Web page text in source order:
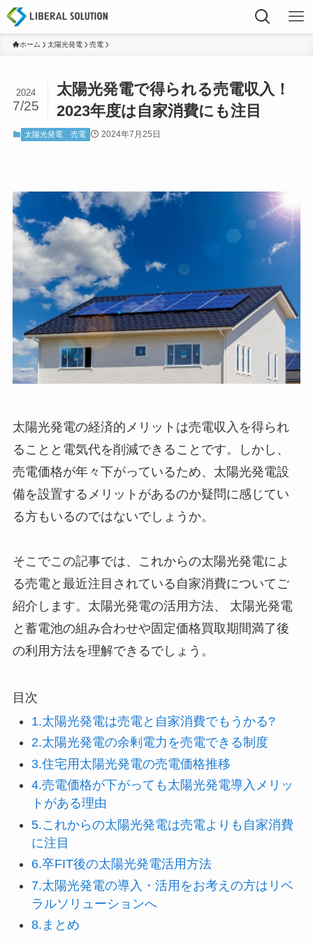
ホーム 太陽光発電 売電
太陽光発電で得られる売電収入！
2023年度は自家消費にも注目
2024
7/25
太陽光発電 売電 2024年7月25日
太陽光発電の経済的メリットは売電収入を得られ
ることと電気代を削減できることです。しかし、
売電価格が年々下がっているため、太陽光発電設
備を設置するメリットがあるのか疑問に感じてい
る方もいるのではないでしょうか。
そこでこの記事では、これからの太陽光発電によ
る売電と最近注目されている自家消費についてご
紹介します。太陽光発電の活用方法、 太陽光発電
と蓄電池の組み合わせや固定価格買取期間満了後
の利用方法を理解できるでしょう。
目次
1.太陽光発電は売電と自家消費でもうかる?
2.太陽光発電の余剰電力を売電できる制度
3.住宅用太陽光発電の売電価格推移
4.売電価格が下がっても太陽光発電導入メリッ
トがある理由
5.これからの太陽光発電は売電よりも自家消費
に注目
6.卒FIT後の太陽光発電活用方法
7.太陽光発電の導入・活用をお考えの方はリベ
ラルソリューションへ
8.まとめ